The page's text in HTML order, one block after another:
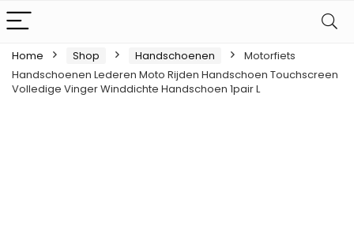
Home Shop Handschoenen
Motorfiets
Handschoenen Lederen Moto Rijden Handschoen Touchscreen
Volledige Vinger Winddichte Handschoen 1pair L